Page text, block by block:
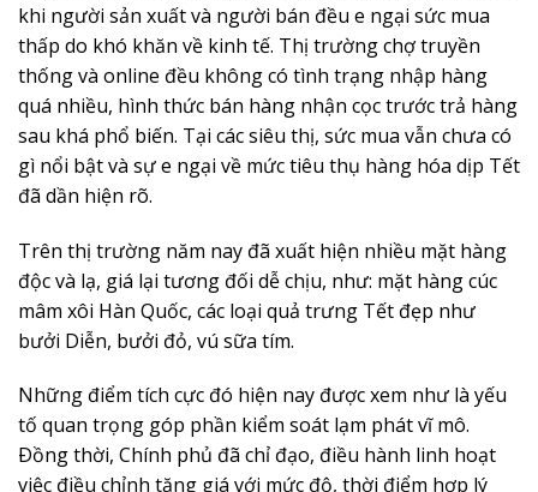
khi người sản xuất và người bán đều e ngại sức mua
thấp do khó khăn về kinh tế. Thị trường chợ truyền
thống và online đều không có tình trạng nhập hàng
quá nhiều, hình thức bán hàng nhận cọc trước trả hàng
sau khá phổ biến. Tại các siêu thị, sức mua vẫn chưa có
gì nổi bật và sự e ngại về mức tiêu thụ hàng hóa dịp Tết
đã dần hiện rõ.
Trên thị trường năm nay đã xuất hiện nhiều mặt hàng
độc và lạ, giá lại tương đối dễ chịu, như: mặt hàng cúc
mâm xôi Hàn Quốc, các loại quả trưng Tết đẹp như
bưởi Diễn, bưởi đỏ, vú sữa tím.
Những điểm tích cực đó hiện nay được xem như là yếu
tố quan trọng góp phần kiểm soát lạm phát vĩ mô.
Ðồng thời, Chính phủ đã chỉ đạo, điều hành linh hoạt
việc điều chỉnh tăng giá với mức độ, thời điểm hợp lý